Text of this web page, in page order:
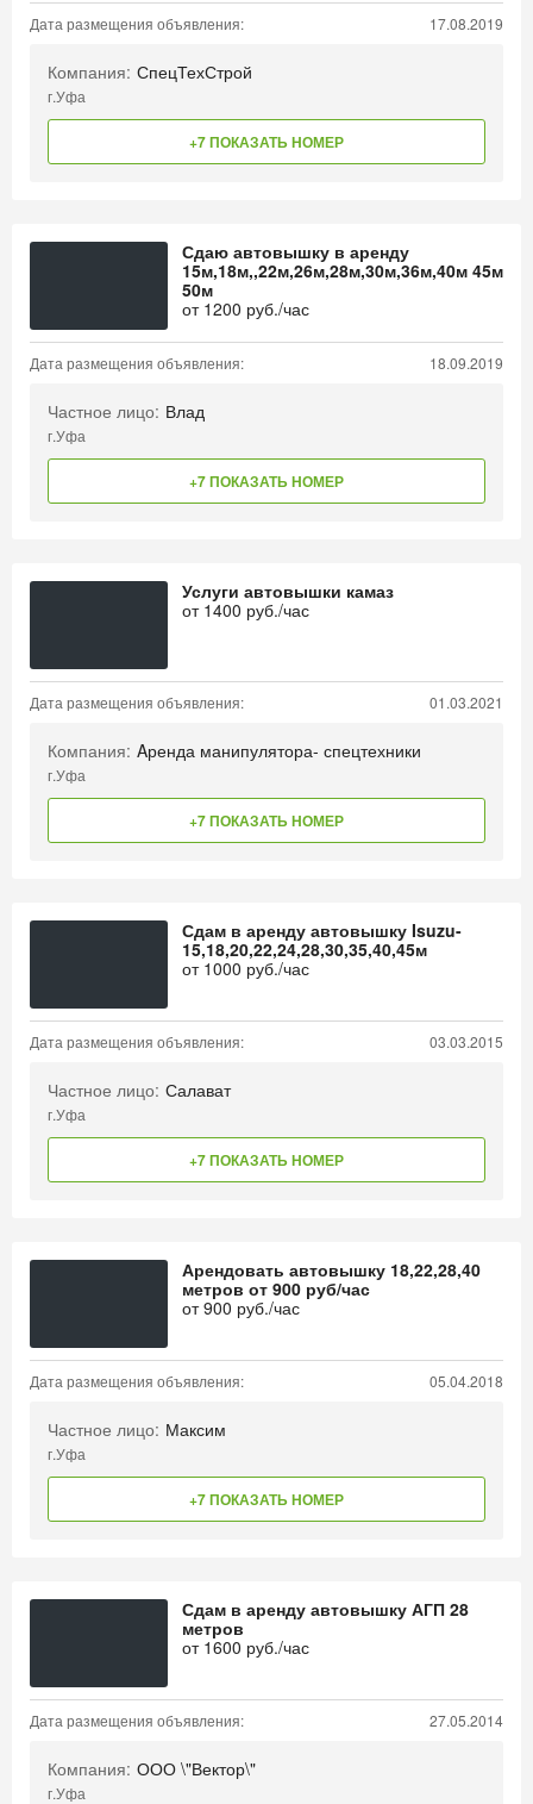
Дата размещения объявления: 17.08.2019
Компания: СпецТехСтрой
г.Уфа
+7 ПОКАЗАТЬ НОМЕР
Сдаю автовышку в аренду
15м,18м,,22м,26м,28м,30м,36м,40м 45м
50м
от 1200 руб./час
Дата размещения объявления: 18.09.2019
Частное лицо: Влад
г.Уфа
+7 ПОКАЗАТЬ НОМЕР
Услуги автовышки камаз
от 1400 руб./час
Дата размещения объявления: 01.03.2021
Компания: Aренда манипулятора- спецтехники
г.Уфа
+7 ПОКАЗАТЬ НОМЕР
Сдам в аренду автовышку Isuzu-
15,18,20,22,24,28,30,35,40,45м
от 1000 руб./час
Дата размещения объявления: 03.03.2015
Частное лицо: Салават
г.Уфа
+7 ПОКАЗАТЬ НОМЕР
Арендовать автовышку 18,22,28,40
метров от 900 руб/час
от900 руб./час
Дата размещения объявления: 05.04.2018
Частное лицо: Максим
г.Уфа
+7 ПОКАЗАТЬ НОМЕР
Сдам в аренду автовышку АГП 28
метров
от 1600 руб./час
Дата размещения объявления: 27.05.2014
Компания: ООО \"Вектор\"
г.Уфа